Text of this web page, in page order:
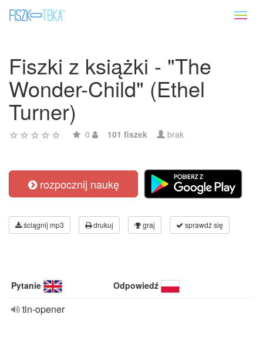
Fiszki z książki - "The
Wonder-Child" (Ethel
Turner)
0 101 fiszek brak
rozpocznij naukę
ściągnij mp3 drukuj graj sprawdź się
Pytanie Odpowiedź
tin-opener